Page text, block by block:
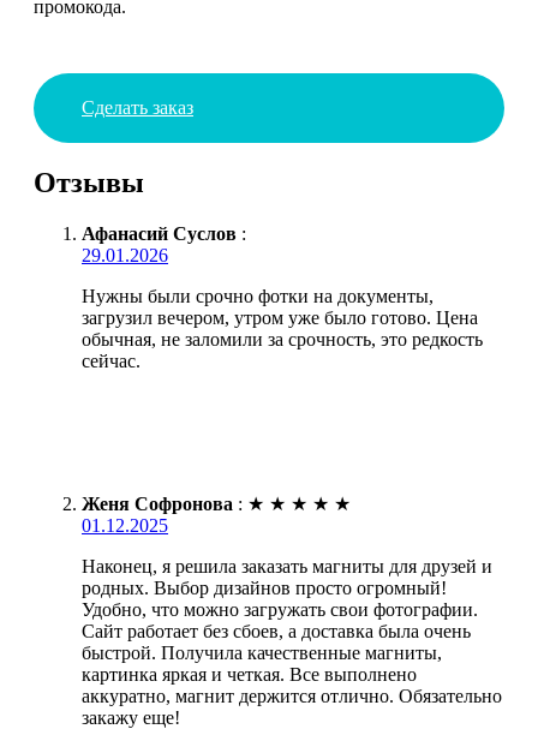
промокода.
Сделать заказ
Отзывы
Афанасий Суслов :
29.01.2026
Нужны были срочно фотки на документы,
загрузил вечером, утром уже было готово. Цена
обычная, не заломили за срочность, это редкость
сейчас.
Женя Софронова : ★ ★ ★ ★ ★
01.12.2025
Наконец, я решила заказать магниты для друзей и
родных. Выбор дизайнов просто огромный!
Удобно, что можно загружать свои фотографии.
Сайт работает без сбоев, а доставка была очень
быстрой. Получила качественные магниты,
картинка яркая и четкая. Все выполнено
аккуратно, магнит держится отлично. Обязательно
закажу еще!